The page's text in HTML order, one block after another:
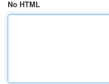
No HTML